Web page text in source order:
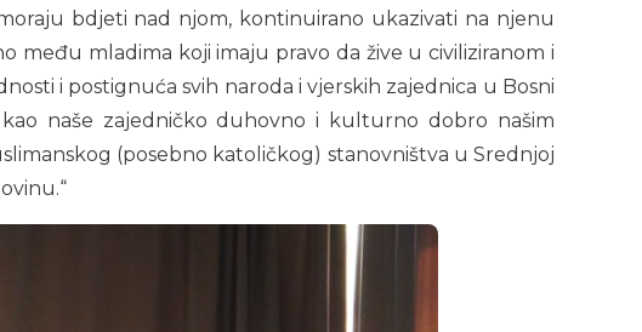
bdjeti nad njom, kontinuirano ukazivati na njenu
među mladima koji imaju pravo da žive u civiliziranom i
i postignuća svih naroda i vjerskih zajednica u Bosni
naše zajedničko duhovno i kulturno dobro našim
(posebno katoličkog) stanovništva u Srednjoj